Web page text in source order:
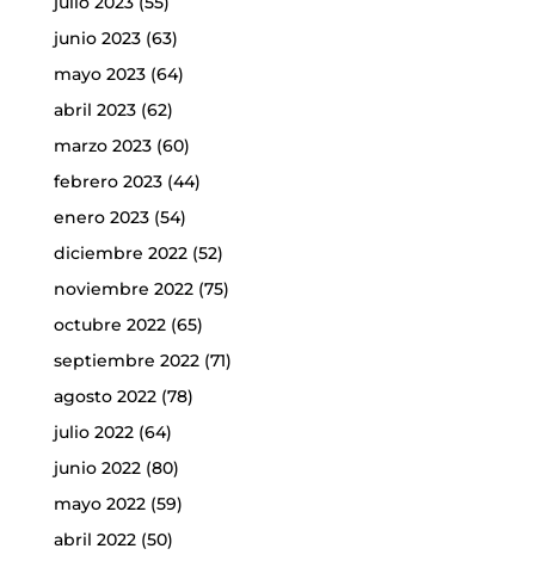
junio 2023(63)
mayo 2023(64)
abril 2023(62)
marzo 2023(60)
febrero 2023(44)
enero 2023(54)
diciembre 2022(52)
noviembre 2022(75)
octubre 2022(65)
septiembre 2022(71)
agosto 2022(78)
julio 2022(64)
junio 2022(80)
mayo 2022(59)
abril 2022(50)